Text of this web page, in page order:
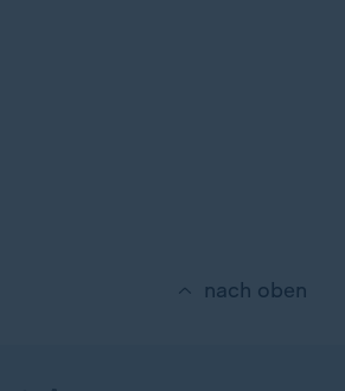
nach oben